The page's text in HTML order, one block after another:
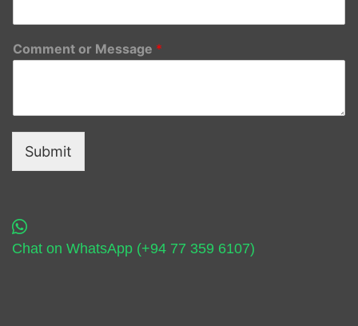
Comment or Message *
Submit
Chat on WhatsApp (+94 77 359 6107)